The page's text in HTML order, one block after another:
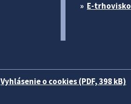
E-trhovisko
Vyhlásenie o cookies (PDF, 398 kB)